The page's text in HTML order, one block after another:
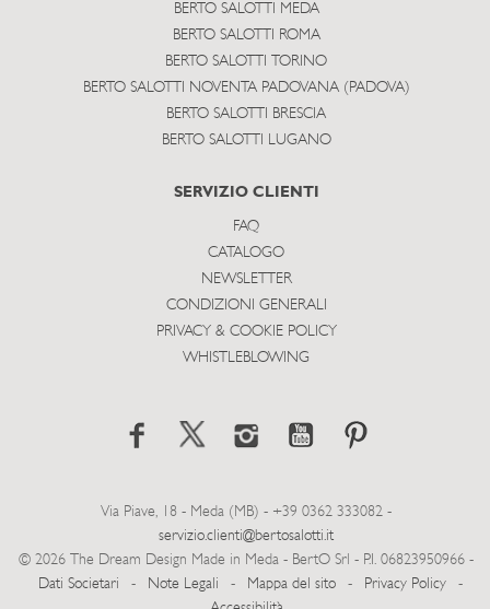
BERTO SALOTTI MEDA
BERTO SALOTTI ROMA
BERTO SALOTTI TORINO
BERTO SALOTTI NOVENTA PADOVANA (PADOVA)
BERTO SALOTTI BRESCIA
BERTO SALOTTI LUGANO
SERVIZIO CLIENTI
FAQ
CATALOGO
NEWSLETTER
CONDIZIONI GENERALI
PRIVACY & COOKIE POLICY
WHISTLEBLOWING
Via Piave, 18 - Meda (MB) - +39 0362 333082 -
servizio.clienti@bertosalotti.it
© 2026 The Dream Design Made in Meda - BertO Srl - P.I. 06823950966 -
Dati Societari
- Note Legali - Mappa del sito - Privacy Policy
-